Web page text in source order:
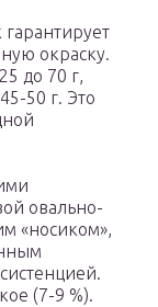
окраску.
до 70 г,
50 г. Это
овально-
«носиком»,
(7-9 %).